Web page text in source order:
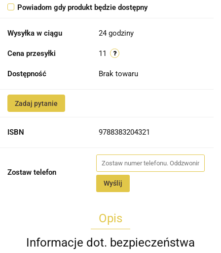
Powiadom gdy produkt będzie dostępny
Wysyłka w ciągu 24 godziny
Cena przesyłki 11
Dostępność Brak towaru
Zadaj pytanie
ISBN 9788383204321
Zostaw telefon
Wyślij
Opis
Informacje dot. bezpieczeństwa